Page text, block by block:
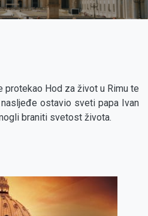
protekao Hod za život u Rimu te
nasljeđe ostavio sveti papa Ivan
braniti svetost života.